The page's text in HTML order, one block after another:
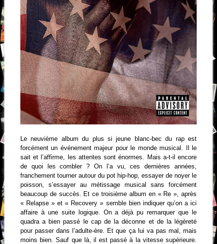
Le neuvième album du plus si jeune blanc-bec du rap est
forcément un événement majeur pour le monde musical. Il le
sait et l’affirme, les attentes sont énormes. Mais a-t-il encore
de quoi les combler ? On l’a vu, ces dernières années,
franchement tourner autour du pot hip-hop, essayer de noyer le
poisson, s’essayer au métissage musical sans forcément
beaucoup de succès. Et ce troisième album en « Re », après
« Relapse » et « Recovery » semble bien indiquer qu’on a ici
affaire à une suite logique. On a déjà pu remarquer que le
quadra a bien passé le cap de la déconne et de la légèreté
pour passer dans l’adulte-ère. Et que ça lui va pas mal, mais
moins bien. Sauf que là, il est passé à la vitesse supérieure.